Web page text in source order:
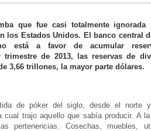
que fue casi totalmente ignorada
los Estados Unidos. El banco central
está a favor de acumular
trimestre de 2013, las reservas de
3,66 trillones, la mayor parte dólares.
de póker del siglo, desde el norte
cual trajo aquello que sabía producir. A
pertenencias. Cosechas, muebles,